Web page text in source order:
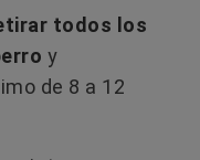
todos los
y
de 8 a 12